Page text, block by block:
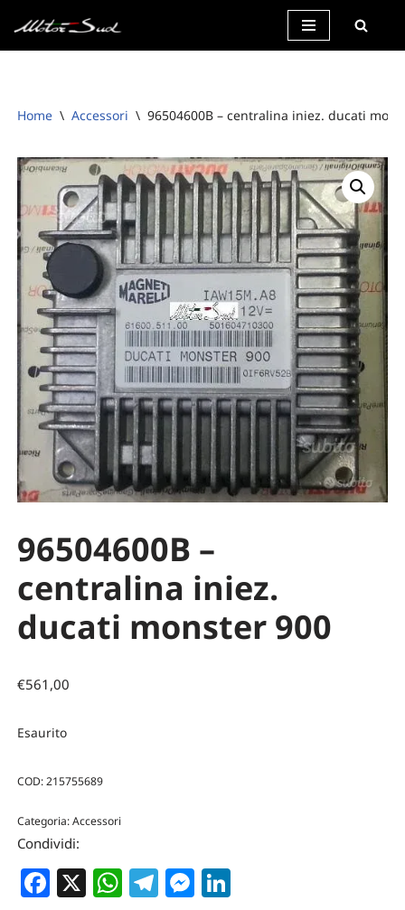
Vai
Home \ Accessori \ 96504600B – centralina iniez. ducati
96504600B –
centralina iniez.
ducati monster 900
€561,00
Esaurito
COD:215755689
Categoria:Accessori
Condividi:
Facebook
X WhatsApp
Telegram
Messenger